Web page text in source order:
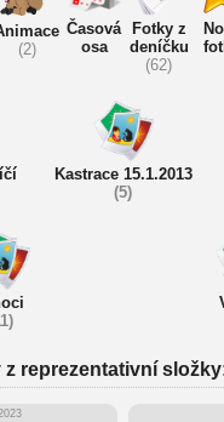
(2)
Časová
osa
Fotky z
deníčku
(62)
Kastrace 15.1.2013
(5)
z reprezentativní